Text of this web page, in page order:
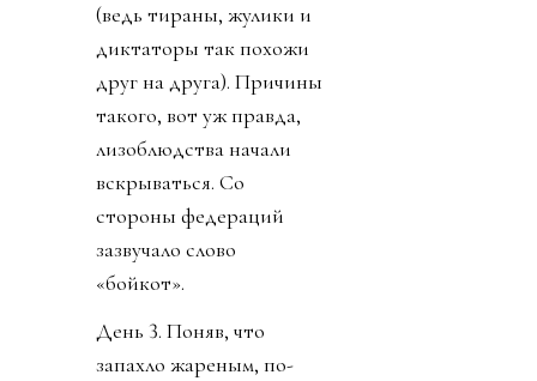
(ведь тираны, жулики и
диктаторы так похожи
друг на друга). Причины
такого, вот уж правда,
лизоблюдства начали
вскрываться. Со
стороны федераций
зазвучало слово
«бойкот».
День 3. Поняв, что
запахло жареным, по-